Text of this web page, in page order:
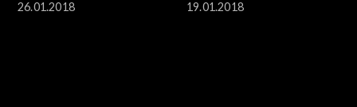
26.01.2018
19.01.2018